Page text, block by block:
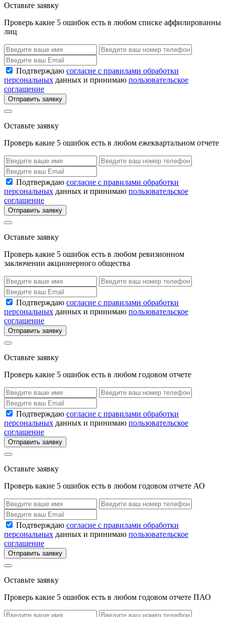
Оставьте заявку
Проверь какие 5 ошибок есть в любом списке аффилированны
лиц
Подтверждаю согласие с правилами обработки
персональных данных и принимаю пользовательское
соглашение
Отправить заявку
Оставьте заявку
Проверь какие 5 ошибок есть в любом ежеквартальном отчете
Подтверждаю согласие с правилами обработки
персональных данных и принимаю пользовательское
соглашение
Отправить заявку
Оставьте заявку
Проверь какие 5 ошибок есть в любом ревизионном
заключении акционерного общества
Подтверждаю согласие с правилами обработки
персональных данных и принимаю пользовательское
соглашение
Отправить заявку
Оставьте заявку
Проверь какие 5 ошибок есть в любом годовом отчете
Подтверждаю согласие с правилами обработки
персональных данных и принимаю пользовательское
соглашение
Отправить заявку
Оставьте заявку
Проверь какие 5 ошибок есть в любом годовом отчете АО
Подтверждаю согласие с правилами обработки
персональных данных и принимаю пользовательское
соглашение
Отправить заявку
Оставьте заявку
Проверь какие 5 ошибок есть в любом годовом отчете ПАО